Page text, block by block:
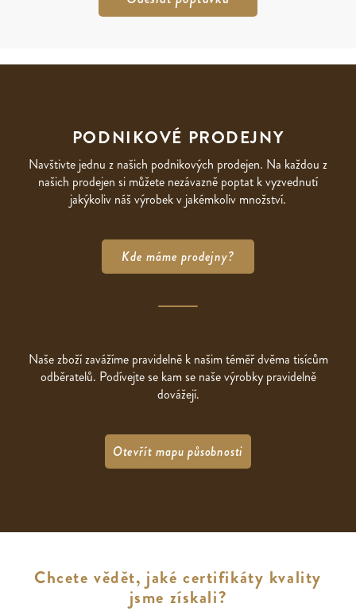
PODNIKOVÉ PRODEJNY
Navštivte jednu z našich podnikových prodejen. Na každou z
našich prodejen si můžete nezávazně poptat k vyzvednutí
jakýkoliv náš výrobek v jakémkoliv množství.
Kde máme prodejny?
Naše zboží zavážíme pravidelně k našim téměř dvěma tisícům
odběratelů. Podívejte se kam se naše výrobky pravidelně
dovážejí.
Otevřít mapu působnosti
Chcete vědět, jaké certifikáty kvality
jsme získali?